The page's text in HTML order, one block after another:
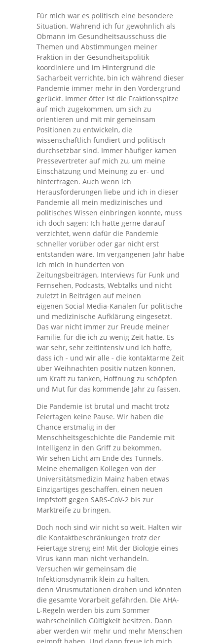
Für mich war es politisch eine besondere
Situation. Während ich für gewöhnlich als
Obmann im Gesundheitsausschuss die
Themen und Abstimmungen meiner
Fraktion in der Gesundheitspolitik
koordiniere und im Hintergrund die
Sacharbeit verrichte, bin ich während dieser
Pandemie immer mehr in den Vordergrund
gerückt. Immer öfter ist die Fraktionsspitze
auf mich zugekommen, um sich zu
orientieren und mit mir gemeinsam
Positionen zu entwickeln, die
wissenschaftlich fundiert und politisch
durchsetzbar sind. Immer häufiger kamen
Pressevertreter auf mich zu, um meine
Einschätzung und Meinung zu er- und
hinterfragen. Auch wenn ich
Herausforderungen liebe und ich in dieser
Pandemie all mein medizinisches und
politisches Wissen einbringen konnte, muss
ich doch sagen: Ich hätte gerne darauf
verzichtet, wenn dafür die Pandemie
schneller vorüber oder gar nicht erst
entstanden wäre. Im vergangenen Jahr habe
ich mich in hunderten von
Zeitungsbeiträgen, Interviews für Funk und
Fernsehen, Podcasts, Webtalks und nicht
zuletzt in Beiträgen auf meinen
eigenen Social Media-Kanälen für politische
und medizinische Aufklärung eingesetzt.
Das war nicht immer zur Freude meiner
Familie, für die ich zu wenig Zeit hatte. Es
war sehr, sehr zeitintensiv und ich hoffe,
dass ich - und wir alle - die kontaktarme Zeit
über Weihnachten positiv nutzen können,
um Kraft zu tanken, Hoffnung zu schöpfen
und Mut für das kommende Jahr zu fassen.
Die Pandemie ist brutal und macht trotz
Feiertagen keine Pause. Wir haben die
Chance erstmalig in der
Menschheitsgeschichte die Pandemie mit
Intelligenz in den Griff zu bekommen.
Wir sehen Licht am Ende des Tunnels.
Meine ehemaligen Kollegen von der
Universitätsmedizin Mainz haben etwas
Einzigartiges geschaffen, einen neuen
Impfstoff gegen SARS-CoV-2 bis zur
Marktreife zu bringen.
Doch noch sind wir nicht so weit. Halten wir
die Kontaktbeschränkungen trotz der
Feiertage streng ein! Mit der Biologie eines
Virus kann man nicht verhandeln.
Versuchen wir gemeinsam die
Infektionsdynamik klein zu halten,
denn Virusmutationen drohen und könnten
die gesamte Vorarbeit gefährden. Die AHA-
L-Regeln werden bis zum Sommer
wahrscheinlich Gültigkeit besitzen. Dann
aber werden wir mehr und mehr Menschen